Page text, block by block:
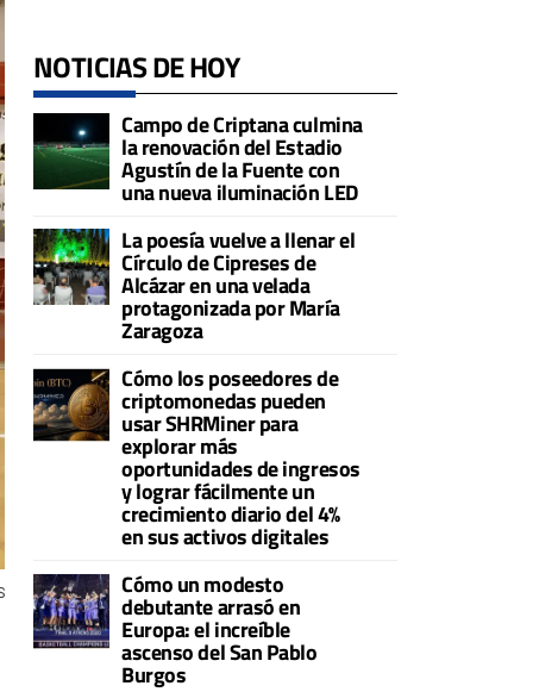
NOTICIAS DE HOY
Campo de Criptana culmina
la renovación del Estadio
Agustín de la Fuente con
una nueva iluminación LED
La poesía vuelve a llenar el
Círculo de Cipreses de
Alcázar en una velada
protagonizada por María
Zaragoza
Cómo los poseedores de
criptomonedas pueden
usar SHRMiner para
explorar más
oportunidades de ingresos
y lograr fácilmente un
crecimiento diario del 4%
en sus activos digitales
Cómo un modesto
debutante arrasó en
Europa: el increíble
ascenso del San Pablo
Burgos